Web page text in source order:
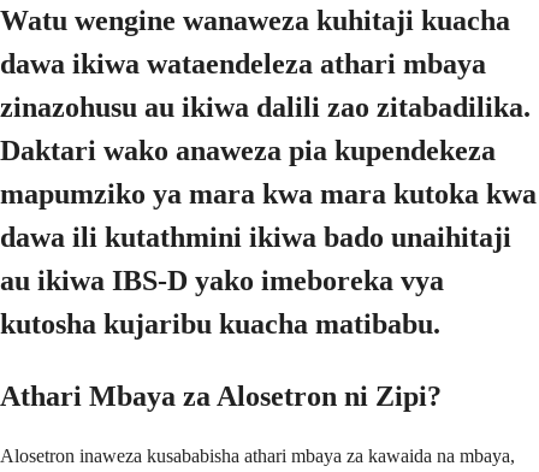
Watu wengine wanaweza kuhitaji kuacha
dawa ikiwa wataendeleza athari mbaya
zinazohusu au ikiwa dalili zao zitabadilika.
Daktari wako anaweza pia kupendekeza
mapumziko ya mara kwa mara kutoka kwa
dawa ili kutathmini ikiwa bado unaihitaji
au ikiwa IBS-D yako imeboreka vya
kutosha kujaribu kuacha matibabu.
Athari Mbaya za Alosetron ni Zipi?
Alosetron inaweza kusababisha athari mbaya za kawaida na mbaya,